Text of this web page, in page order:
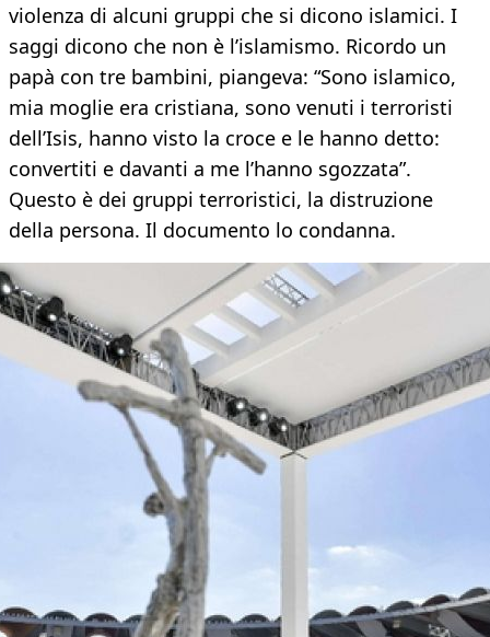
violenza di alcuni gruppi che si dicono islamici. I
saggi dicono che non è l’islamismo. Ricordo un
papà con tre bambini, piangeva: “Sono islamico,
mia moglie era cristiana, sono venuti i terroristi
dell’Isis, hanno visto la croce e le hanno detto:
convertiti e davanti a me l’hanno sgozzata”.
Questo è dei gruppi terroristici, la distruzione
della persona. Il documento lo condanna.